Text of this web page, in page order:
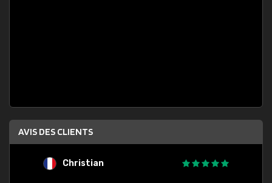
AVIS DES CLIENTS
Christian